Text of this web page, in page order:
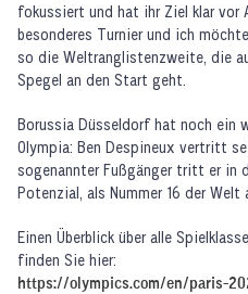
fokussiert und hat ihr Ziel klar vor
besonderes Turnier und ich
so die Weltranglistenzweite, die
Spegel an den Start geht.
Borussia Düsseldorf hat noch ein
Olympia: Ben Despineux vertritt
sogenannter Fußgänger tritt er in
Potenzial, als Nummer 16 der
Einen Überblick über alle
finden Sie hier:
https://olympics.com/en/paris-